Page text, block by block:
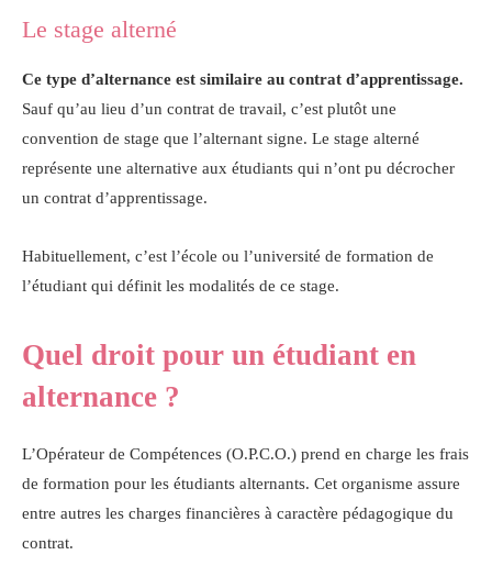
Le stage alterné
Ce type d’alternance est similaire au contrat d’apprentissage.
Sauf qu’au lieu d’un contrat de travail, c’est plutôt une
convention de stage que l’alternant signe. Le stage alterné
représente une alternative aux étudiants qui n’ont pu décrocher
un contrat d’apprentissage.
Habituellement, c’est l’école ou l’université de formation de
l’étudiant qui définit les modalités de ce stage.
Quel droit pour un étudiant en
alternance ?
L’Opérateur de Compétences (O.P.C.O.) prend en charge les frais
de formation pour les étudiants alternants. Cet organisme assure
entre autres les charges financières à caractère pédagogique du
contrat.